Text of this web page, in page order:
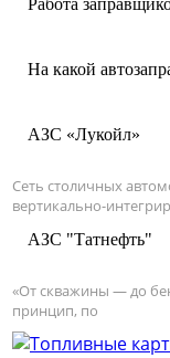
Работа
На какой
АЗС «Лукойл»
Сеть столичных
вертикально-
АЗС "Татнефть"
«От скважины — до
принцип, по